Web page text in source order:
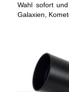
Wahl sofort
Galaxien,